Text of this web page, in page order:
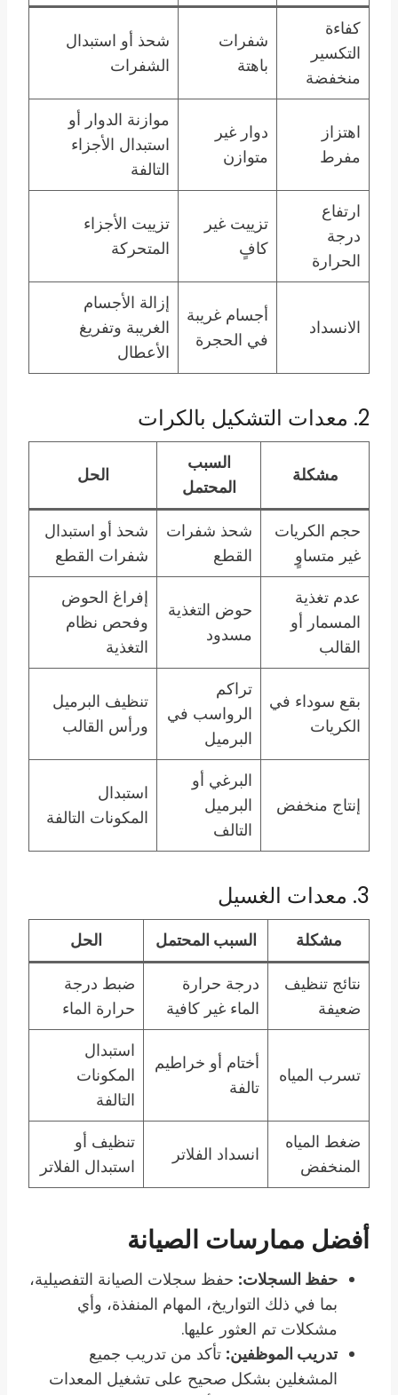
كفاءة
التكسير
منخفضة
شفرات
باهتة
شحذ أو استبدال
الشفرات
اهتزاز
مفرط
دوار غير
متوازن
موازنة الدوار أو
استبدال الأجزاء
التالفة
ارتفاع
درجة
الحرارة
تزييت غير
كافٍ
تزييت الأجزاء
المتحركة
الانسداد
أجسام غريبة
في الحجرة
إزالة الأجسام
الغريبة وتفريغ
الأعطال
2. معدات التشكيل بالكرات
مشكلة
السبب
المحتمل
الحل
حجم الكريات
غير متساوٍ
شحذ شفرات
القطع
شحذ أو استبدال
شفرات القطع
عدم تغذية
المسمار أو
القالب
حوض التغذية
مسدود
إفراغ الحوض
وفحص نظام
التغذية
بقع سوداء في
الكريات
تراكم
الرواسب في
البرميل
تنظيف البرميل
ورأس القالب
إنتاج منخفض
البرغي أو
البرميل
التالف
استبدال
المكونات التالفة
3. معدات الغسيل
مشكلة السبب المحتمل
الحل
نتائج تنظيف
ضعيفة
درجة حرارة
الماء غير كافية
ضبط درجة
حرارة الماء
تسرب المياه
أختام أو خراطيم
تالفة
استبدال
المكونات
التالفة
ضغط المياه
المنخفض
انسداد الفلاتر
تنظيف أو
استبدال الفلاتر
أفضل ممارسات الصيانة
حفظ السجلات: حفظ سجلات الصيانة التفصيلية،
بما في ذلك التواريخ، المهام المنفذة، وأي
مشكلات تم العثور عليها.
تدريب الموظفين: تأكد من تدريب جميع
المشغلين بشكل صحيح على تشغيل المعدات